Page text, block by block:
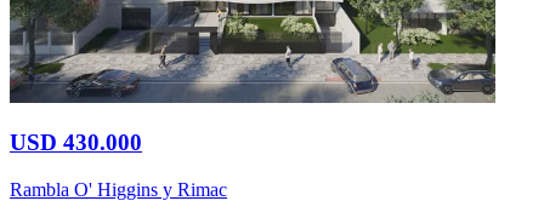
USD 430.000
Rambla O' Higgins y Rimac